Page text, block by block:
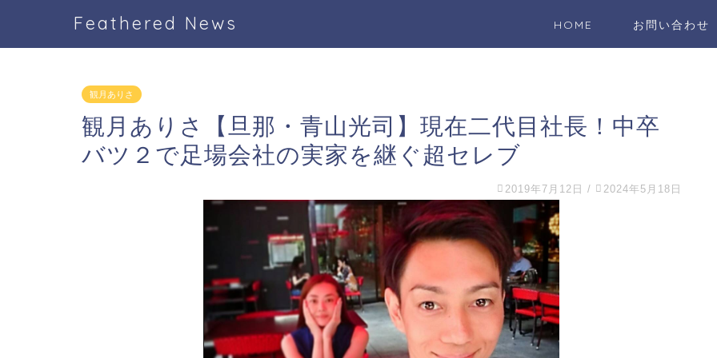
Feathered News HOME お問い合わせ
観月ありさ
観月ありさ【旦那・青山光司】現在二代目社長！中卒
バツ２で足場会社の実家を継ぐ超セレブ
2019年7月12日 / 2024年5月18日